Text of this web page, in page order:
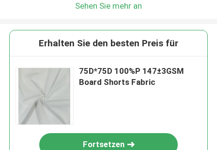
Sehen Sie mehr an
Erhalten Sie den besten Preis für
75D*75D 100%P 147±3GSM
Board Shorts Fabric
Fortsetzen